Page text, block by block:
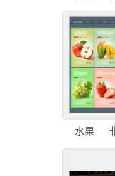
水果